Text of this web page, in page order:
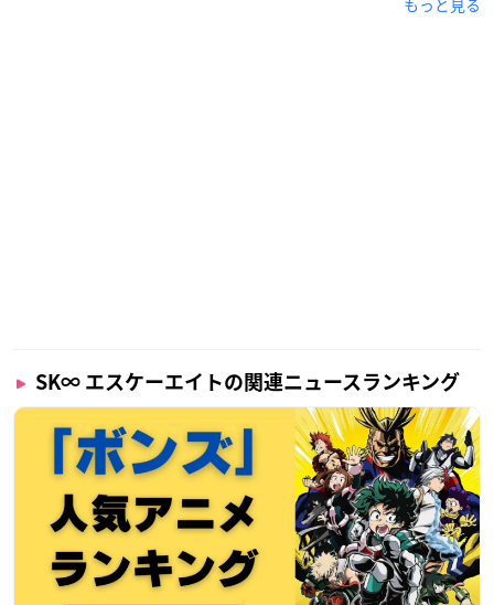
SK∞ エスケーエイトの関連ニュースランキング